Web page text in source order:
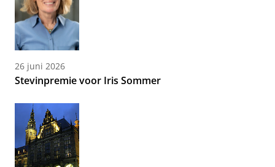
26 juni 2026
Stevinpremie voor Iris Sommer